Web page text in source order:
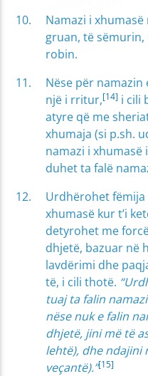
Namazi i
gruan, të
robin.
Nëse për
një i rritur,[14] i cili
atyre që me
xhumaja (si p.sh.
namazi i
duhet ta falë
Urdhërohet fëmija
xhumasë kur t’i
detyrohet me
dhjetë, bazuar në
lavdërimi dhe
të, i cili thotë.
tuaj ta falin
nëse nuk e falin
dhjetë, jini më të
lehtë), dhe ndajini
veçantë).”[15]